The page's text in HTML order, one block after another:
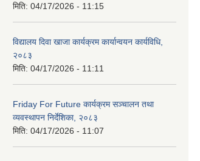
मिति: 04/17/2026 - 11:15
विद्यालय दिवा खाजा कार्यक्रम कार्यान्वयन कार्यविधि,
२०८३
मिति: 04/17/2026 - 11:11
Friday For Future कार्यक्रम सञ्चालन तथा
व्यवस्थापन निर्देशिका, २०८३
मिति: 04/17/2026 - 11:07